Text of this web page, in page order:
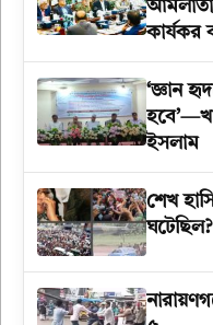
কার্যকর
উপদেষ্টা
‘জ্ঞান
ইসলাম
শেখ
ঘটেছিল?